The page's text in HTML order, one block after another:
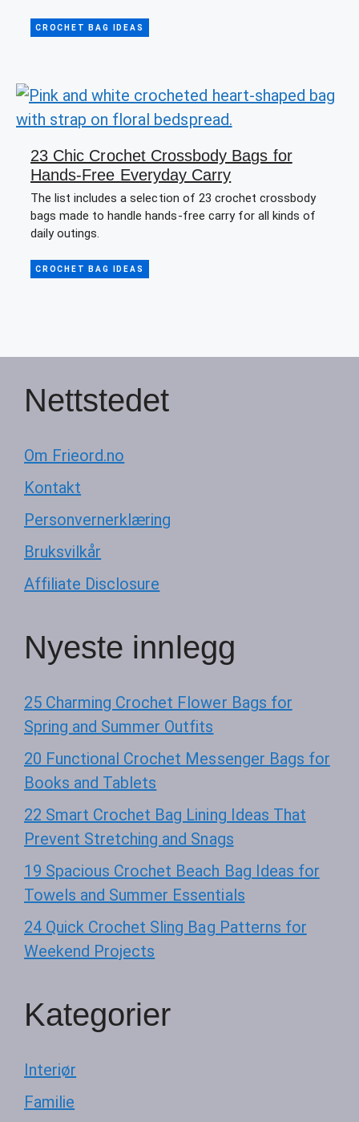
CROCHET BAG IDEAS
23 Chic Crochet Crossbody Bags for
Hands-Free Everyday Carry
The list includes a selection of 23 crochet crossbody
bags made to handle hands-free carry for all kinds of
daily outings.
CROCHET BAG IDEAS
Nettstedet
Om Frieord.no
Kontakt
Personvernerklæring
Bruksvilkår
Affiliate Disclosure
Nyeste innlegg
25 Charming Crochet Flower Bags for
Spring and Summer Outfits
20 Functional Crochet Messenger Bags for
Books and Tablets
22 Smart Crochet Bag Lining Ideas That
Prevent Stretching and Snags
19 Spacious Crochet Beach Bag Ideas for
Towels and Summer Essentials
24 Quick Crochet Sling Bag Patterns for
Weekend Projects
Kategorier
Interiør
Familie